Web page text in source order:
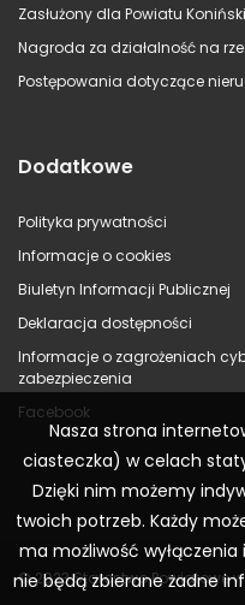
Zasłużony dla Powiatu
Nagroda za działalność na
Postępowania dotyczące
Dodatkowe
Polityka prywatności
Informacje o cookies
Biuletyn Informacji Publicznej
Deklaracja dostępności
Informacje o zagrożeniach
zabezpieczenia
Facebook
© 2023 Starostwo Powiatowe
Nasza strona
ciasteczka) w celach
Dzięki nim możemy
twoich potrzeb. Każdy
ma możliwość
nie będą zbierane żadne